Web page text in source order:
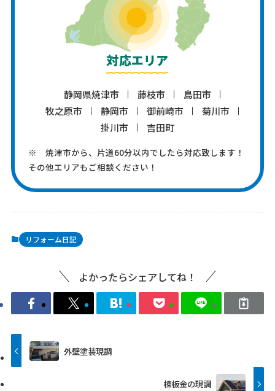
対応エリア
静岡県焼津市 藤枝市
島田市
牧之原市
静岡市 御前崎市
菊川市
掛川市
吉田町
※ 焼津市から、片道60分以内でしたら対応致します！
その他エリアもご相談ください！
リフォーム日記
よかったらシェアしてね！
外壁塗装現調
棟板金の現調